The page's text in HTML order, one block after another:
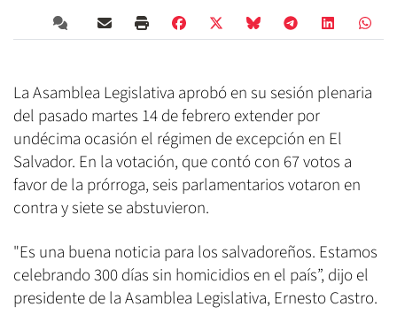
La Asamblea Legislativa aprobó en su sesión plenaria
del pasado martes 14 de febrero extender por
undécima ocasión el régimen de excepción en El
Salvador. En la votación, que contó con 67 votos a
favor de la prórroga, seis parlamentarios votaron en
contra y siete se abstuvieron.
"Es una buena noticia para los salvadoreños. Estamos
celebrando 300 días sin homicidios en el país”, dijo el
presidente de la Asamblea Legislativa, Ernesto Castro.